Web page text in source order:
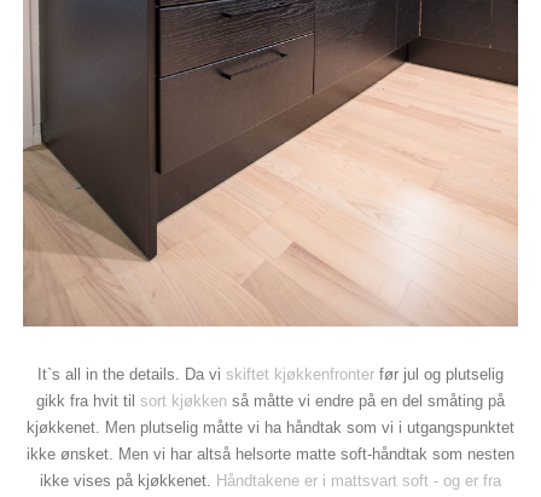
It`s all in the details. Da vi skiftet kjøkkenfronter før jul og plutselig
gikk fra hvit til sort kjøkken så måtte vi endre på en del småting på
kjøkkenet. Men plutselig måtte vi ha håndtak som vi i utgangspunktet
ikke ønsket. Men vi har altså helsorte matte soft-håndtak som nesten
ikke vises på kjøkkenet. Håndtakene er i mattsvart soft - og er fra